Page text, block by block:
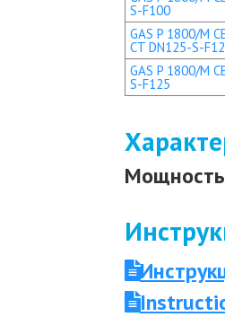
S-F100
GAS P 1800/M
CT DN125-S-
GAS P 1800/M
S-F125
Мощность